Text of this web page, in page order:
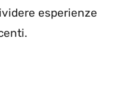
esperienze